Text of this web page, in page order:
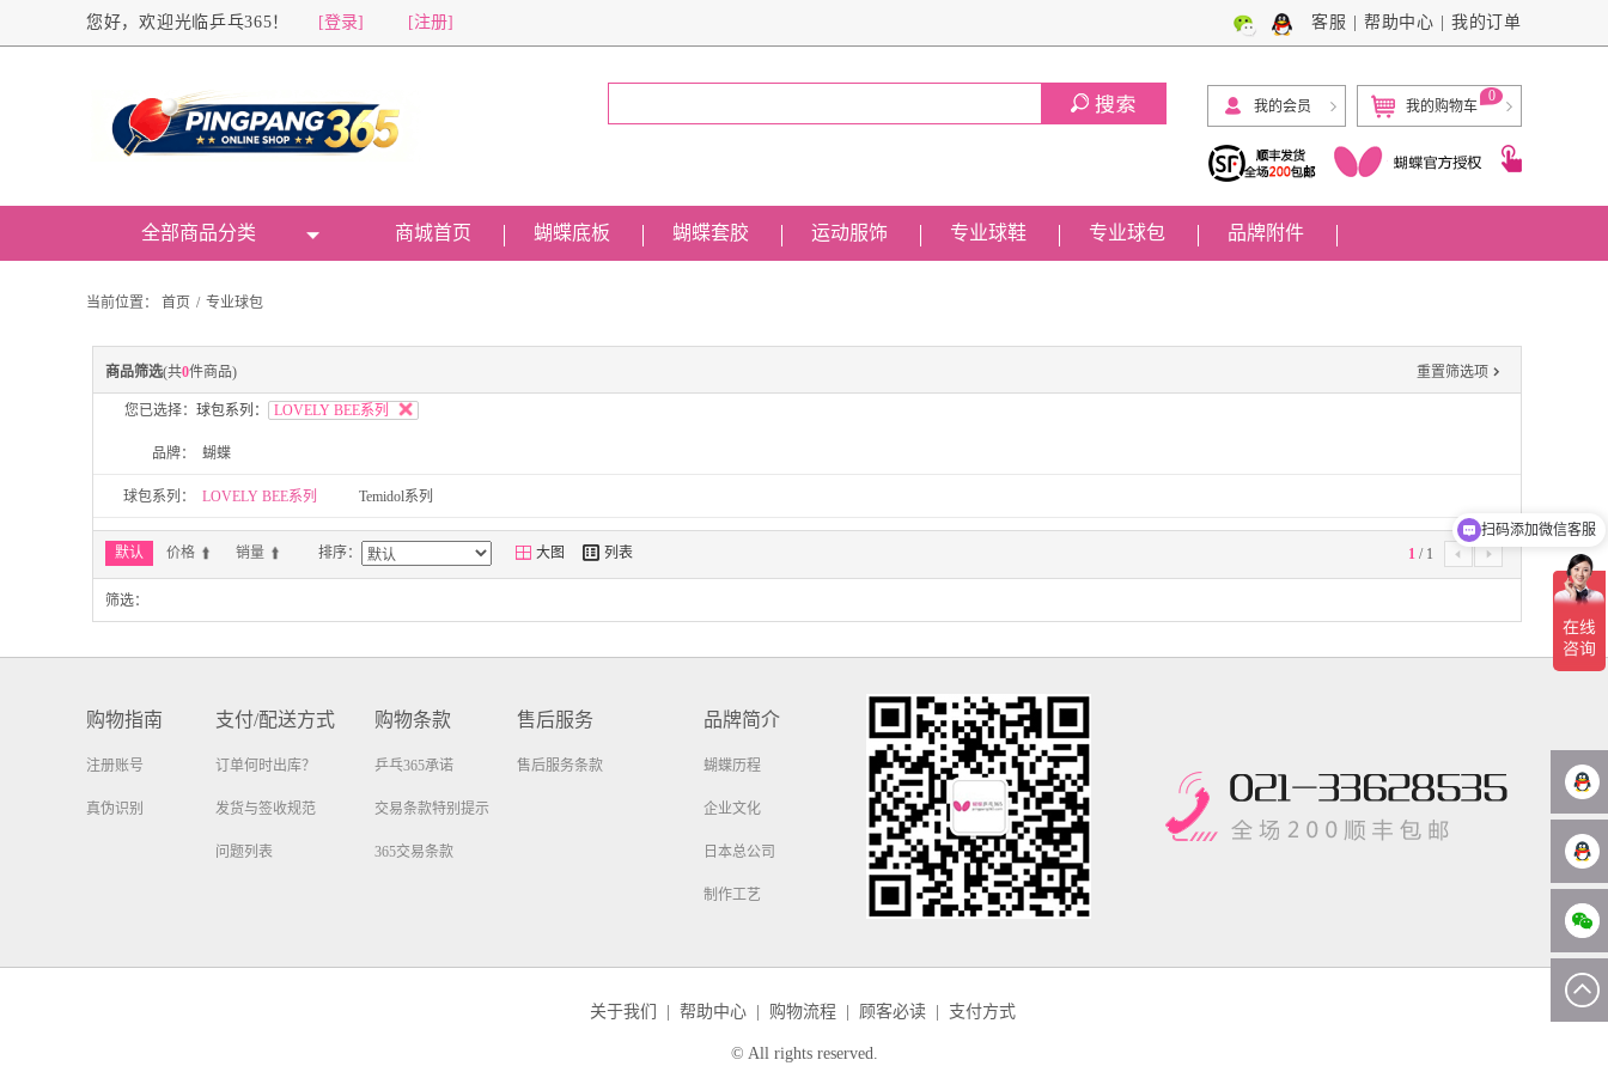
您好，欢迎光临乒乓365！ [登录] [注册] 客服 帮助中心 我的订单
我的会员 我的购物车
0
全部商品分类 商城首页 蝴蝶底板 蝴蝶套胶 运动服饰 专业球鞋 专业球包 品牌附件
当前位置： 首页 / 专业球包
商品筛选(共0件商品) 重置筛选项 
您已选择： 球包系列： LOVELY BEE系列
品牌： 蝴蝶
球包系列： LOVELY BEE系列 Temidol系列
默认 价格 销量 排序：  大图  列表 1 / 1  
筛选：
购物指南
注册账号
真伪识别
支付/配送方式
订单何时出库？
发货与签收规范
问题列表
购物条款
乒乓365承诺
交易条款特别提示
365交易条款
售后服务
售后服务条款
品牌简介
蝴蝶历程
企业文化
日本总公司
制作工艺
关于我们 帮助中心 购物流程 顾客必读 支付方式
© All rights reserved.
扫码添加微信客服